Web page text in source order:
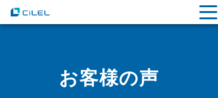
お客様の声